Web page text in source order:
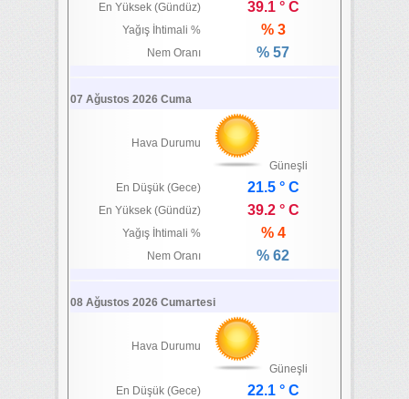
En Yüksek (Gündüz) 39.1 ° C
Yağış İhtimali % % 3
Nem Oranı % 57
07 Ağustos 2026 Cuma
Hava Durumu
Güneşli
En Düşük (Gece)
21.5 ° C
En Yüksek (Gündüz) 39.2 ° C
Yağış İhtimali % % 4
Nem Oranı % 62
08 Ağustos 2026 Cumartesi
Hava Durumu
Güneşli
En Düşük (Gece)
22.1 ° C